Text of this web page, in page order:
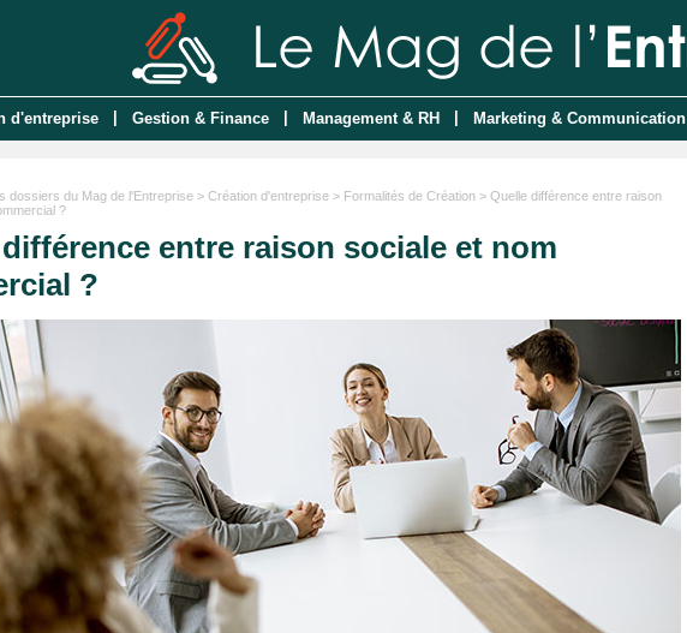
d'entreprise Gestion & Finance Management & RH Marketing & Communication
dossiers du Mag de l'Entreprise > Création d'entreprise > Formalités de Création > Quelle différence entre raison
?
entre raison sociale et nom
?